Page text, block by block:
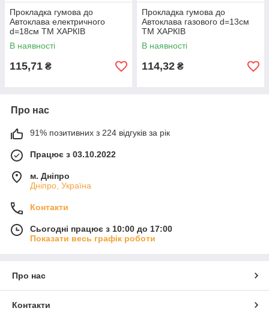
Прокладка гумова до
Автоклава електричного
d=18см ТМ ХАРКІВ
В наявності
115,71 ₴
Прокладка гумова до
Автоклава газового d=13см
ТМ ХАРКІВ
В наявності
114,32 ₴
Про нас
91% позитивних з 224 відгуків за рік
Працює з 03.10.2022
м. Дніпро
Дніпро, Україна
Контакти
Сьогодні працює з 10:00 до 17:00
Показати весь графік роботи
Про нас
Контакти